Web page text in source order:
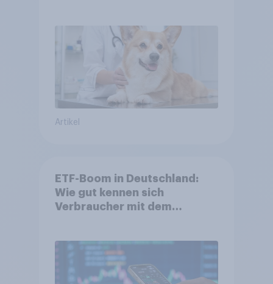
Artikel
ETF-Boom in Deutschland:
Wie gut kennen sich
Verbraucher mit dem